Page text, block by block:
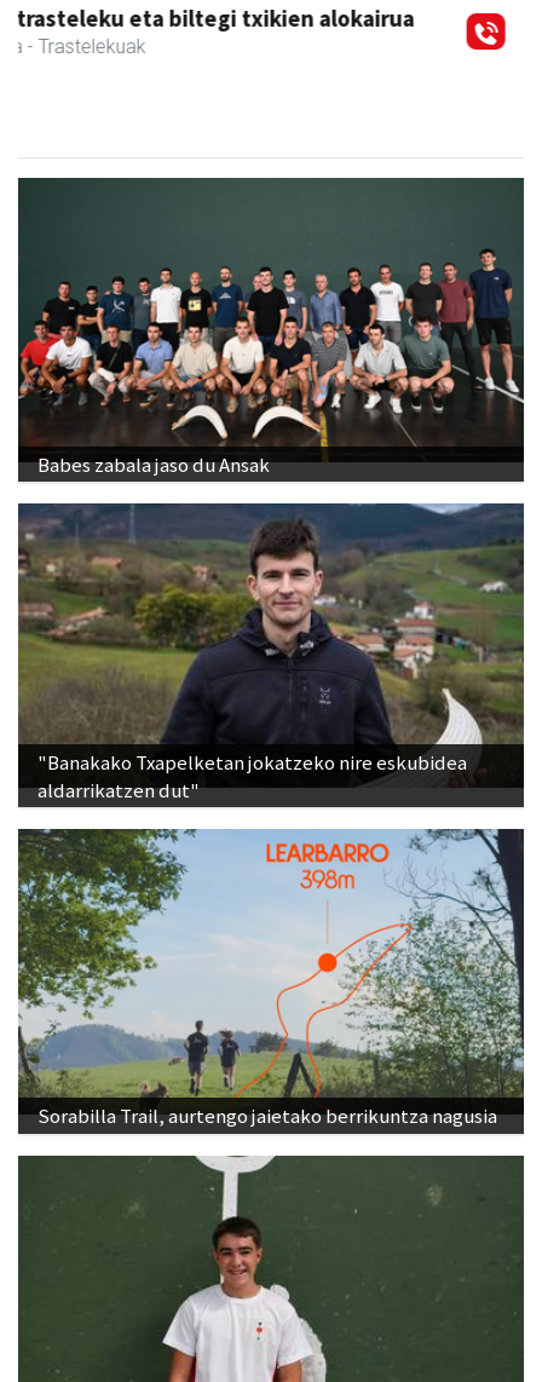
Ikasmin ikasketa zentroa
Urnieta - Ikasketa zentroak
Babes zabala jaso du Ansak
"Banakako Txapelketan jokatzeko nire eskubidea
aldarrikatzen dut"
Sorabilla Trail, aurtengo jaietako berrikuntza nagusia